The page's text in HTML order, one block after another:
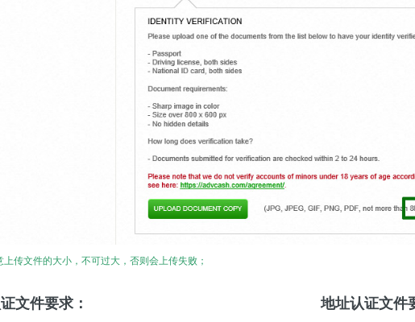
传文件的大小，不可过大，否则会上传失败；
文件要求： 地址认证文件